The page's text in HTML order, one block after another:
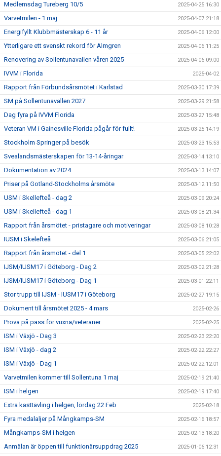
Medlemsdag Tureberg 10/5 2025-04-25 16:30
Varvetmilen - 1 maj 2025-04-07 21:18
Energifyllt Klubbmästerskap 6 - 11 år 2025-04-06 12:00
Ytterligare ett svenskt rekord för Almgren 2025-04-06 11:25
Renovering av Sollentunavallen våren 2025 2025-04-06 09:00
IVVM i Florida 2025-04-02
Rapport från Förbundsårsmötet i Karlstad 2025-03-30 17:39
SM på Sollentunavallen 2027 2025-03-29 21:58
Dag fyra på IVVM Florida 2025-03-27 15:48
Veteran VM i Gainesville Florida pågår för fullt! 2025-03-25 14:19
Stockholm Springer på besök 2025-03-23 15:53
Svealandsmästerskapen för 13-14-åringar 2025-03-14 13:10
Dokumentation av 2024 2025-03-13 14:07
Priser på Gotland-Stockholms årsmöte 2025-03-12 11:50
USM i Skellefteå - dag 2 2025-03-09 20:24
USM i Skellefteå - dag 1 2025-03-08 21:34
Rapport från årsmötet - pristagare och motiveringar 2025-03-08 10:28
IUSM i Skelefteå 2025-03-06 21:05
Rapport från årsmötet - del 1 2025-03-05 22:02
IJSM/IUSM17 i Göteborg - Dag 2 2025-03-02 21:28
IJSM/IUSM17 i Göteborg - Dag 1 2025-03-01 22:11
Stor trupp till IJSM - IUSM17 i Göteborg 2025-02-27 19:15
Dokument till årsmötet 2025 - 4 mars 2025-02-26
Prova på pass för vuxna/veteraner 2025-02-25
ISM i Växjö - Dag 3 2025-02-23 22:20
ISM i Växjö - dag 2 2025-02-22 22:27
ISM i Växjö - Dag 1 2025-02-22 12:01
Varvetmilen kommer till Sollentuna 1 maj 2025-02-19 21:40
ISM i helgen 2025-02-19 17:40
Extra kasttävling i helgen, lördag 22 Feb 2025-02-18
Fyra medalaljer på Mångkamps-SM 2025-02-16 18:57
Mångkamps-SM i helgen 2025-02-13 18:20
Anmälan är öppen till funktionärsuppdrag 2025 2025-01-06 12:31